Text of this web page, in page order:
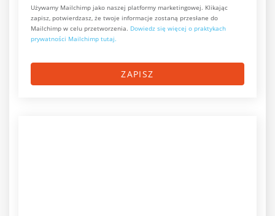
Używamy Mailchimp jako naszej platformy marketingowej. Klikając
zapisz, potwierdzasz, że twoje informacje zostaną przesłane do
Mailchimp w celu przetworzenia. Dowiedz się więcej o praktykach
prywatności Mailchimp tutaj.
ZAPISZ